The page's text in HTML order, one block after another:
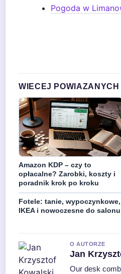
Pogoda w
WIECEJ POWIAZANYCH
Amazon KDP – czy to
opłacalne? Zarobki, koszty i
poradnik krok po kroku
Fotele: tanie, wypoczynkowe,
IKEA i nowoczesne do salonu
O AUTORZE
Jan
Our desk